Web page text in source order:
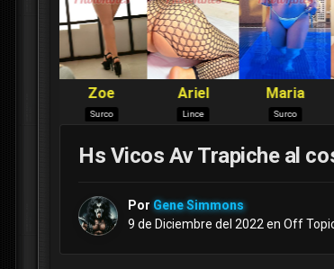
Hs Vicos Av Trapiche al
Por Gene Simmons
9 de Diciembre del 2022en Off